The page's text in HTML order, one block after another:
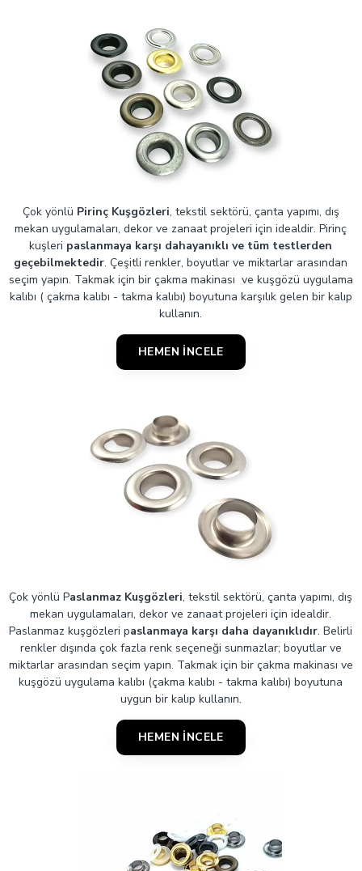
Çok yönlü Pirinç Kuşgözleri, tekstil sektörü, çanta yapımı, dış
mekan uygulamaları, dekor ve zanaat projeleri için idealdir. Pirinç
kuşleri paslanmaya karşı dahayanıklı ve tüm testlerden
geçebilmektedir. Çeşitli renkler, boyutlar ve miktarlar arasından
seçim yapın. Takmak için bir çakma makinası ve kuşgözü uygulama
kalıbı ( çakma kalıbı - takma kalıbı) boyutuna karşılık gelen bir kalıp
kullanın.
HEMEN İNCELE
Çok yönlü Paslanmaz Kuşgözleri, tekstil sektörü, çanta yapımı, dış
mekan uygulamaları, dekor ve zanaat projeleri için idealdir.
Paslanmaz kuşgözleri paslanmaya karşı daha dayanıklıdır. Belirli
renkler dışında çok fazla renk seçeneği sunmazlar; boyutlar ve
miktarlar arasından seçim yapın. Takmak için bir çakma makinası ve
kuşgözü uygulama kalıbı (çakma kalıbı - takma kalıbı) boyutuna
uygun bir kalıp kullanın.
HEMEN İNCELE